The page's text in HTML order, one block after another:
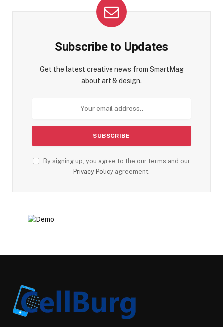
Subscribe to Updates
Get the latest creative news from SmartMag
about art & design.
By signing up, you agree to the our terms and our
Privacy Policy agreement.